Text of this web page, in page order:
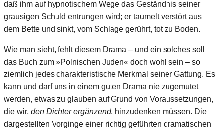
daß ihm auf hypnotischem Wege das Geständnis seiner
grausigen Schuld entrungen wird; er taumelt verstört aus
dem Bette und sinkt, vom Schlage gerührt, tot zu Boden.
Wie man sieht, fehlt diesem Drama – und ein solches soll
das Buch zum »Polnischen Juden« doch wohl sein – so
ziemlich jedes charakteristische Merkmal seiner Gattung. Es
kann und darf uns in einem guten Drama nie zugemutet
werden, etwas zu glauben auf Grund von Voraussetzungen,
die wir, den Dichter ergänzend, hinzudenken müssen. Die
dargestellten Vorginge einer richtig geführten dramatischen